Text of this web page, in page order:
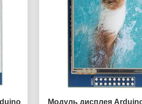
Модуль дисплея